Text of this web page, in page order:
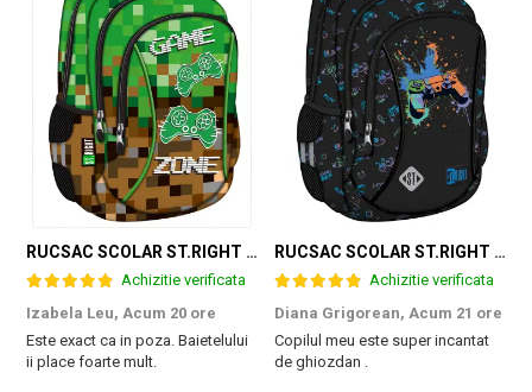
RUCSAC SCOLAR ST.RIGHT 3 COMPARTIMENTE GAME ZONE BP-26 301384
Achizitie verificata
Izabela Leu, Acum 20 ore
Este exact ca in poza. Baietelului
ii place foarte mult.
RUCSAC SCOLAR ST.RIGHT 3 COMPARTIMENTE GAME CONTROLLER SPLASH BP-26 697562
Achizitie verificata
Diana Grigorean, Acum 21 ore
Copilul meu este super incantat
de ghiozdan .